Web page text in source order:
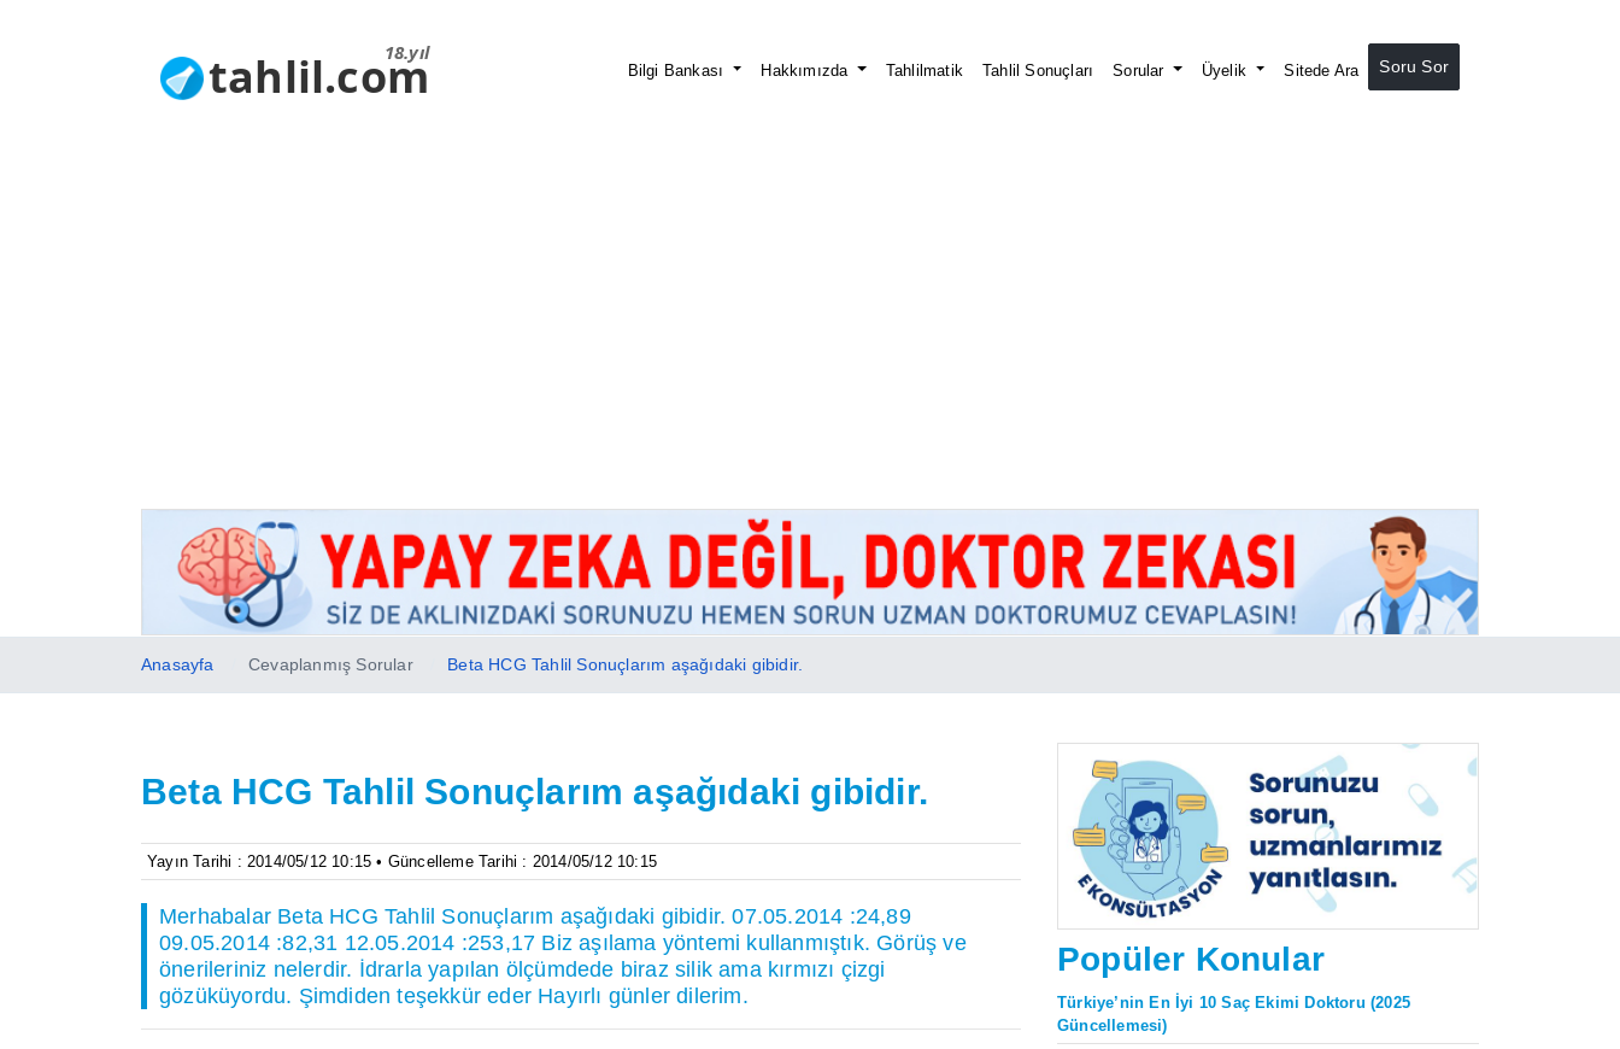
18.yıl
tahlil.com Bilgi Bankası Hakkımızda Tahlilmatik Tahlil Sonuçları Sorular Üyelik Sitede Ara Soru Sor
Anasayfa Cevaplanmış Sorular Beta HCG Tahlil Sonuçlarım aşağıdaki gibidir.
Beta HCG Tahlil Sonuçlarım aşağıdaki gibidir.
Yayın Tarihi : 2014/05/12 10:15 • Güncelleme Tarihi : 2014/05/12 10:15
Merhabalar Beta HCG Tahlil Sonuçlarım aşağıdaki gibidir. 07.05.2014 :24,89
09.05.2014 :82,31 12.05.2014 :253,17 Biz aşılama yöntemi kullanmıştık. Görüş ve
önerileriniz nelerdir. İdrarla yapılan ölçümdede biraz silik ama kırmızı çizgi
gözüküyordu. Şimdiden teşekkür eder Hayırlı günler dilerim.
Popüler Konular
Türkiye’nin En İyi 10 Saç Ekimi Doktoru (2025
Güncellemesi)